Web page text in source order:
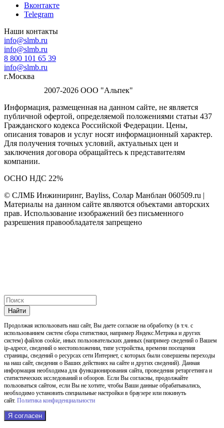
Вконтакте
Telegram
Наши контакты
info@slmb.ru
info@slmb.ru
8 800 101 65 39
info@slmb.ru
г.Москва
2007-2026 ООО "Альпек"
Информация, размещенная на данном сайте, не является
публичной офертой, определяемой положениями статьи 437
Гражданского кодекса Российской Федерации. Цены,
описания товаров и услуг носят информационный характер.
Для получения точных условий, актуальных цен и
заключения договора обращайтесь к представителям
компании.
ОСНО НДС 22%
© СЛМБ Инжиниринг, Bayliss, Солар Манблан 060509.ru |
Материалы на данном сайте являются объектами авторских
прав. Использование изображений без письменного
разрешения правообладателя запрещено
Найти
Продолжая использовать наш cайт, Вы даете согласие на обработку (в т.ч. с
использованием систем сбора статистики, например Яндекс.Метрика и других
систем) файлов cookie, иных пользовательских данных (например сведений о Вашем
ip-адресе, сведений о местоположении, типе устройства, времени посещения
страницы, сведений о ресурсах сети Интернет, с которых были совершены переходы
на наш сайт, сведения о Ваших действиях на сайте и других сведений). Данная
информация необходима для функционирования сайта, проведения ретаргетинга и
статистических исследований и обзоров. Если Вы согласны, продолжайте
пользоваться сайтом, если Вы не хотите, чтобы Ваши данные обрабатывались,
необходимо установить специальные настройки в браузере или покинуть
сайт. Политика конфиденциальности
Я согласен